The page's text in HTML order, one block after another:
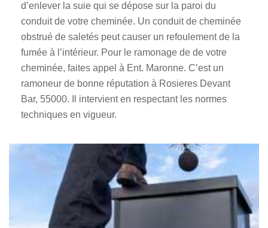
d’enlever la suie qui se dépose sur la paroi du
conduit de votre cheminée. Un conduit de cheminée
obstrué de saletés peut causer un refoulement de la
fumée à l’intérieur. Pour le ramonage de de votre
cheminée, faites appel à Ent. Maronne. C’est un
ramoneur de bonne réputation à Rosieres Devant
Bar, 55000. Il intervient en respectant les normes
techniques en vigueur.